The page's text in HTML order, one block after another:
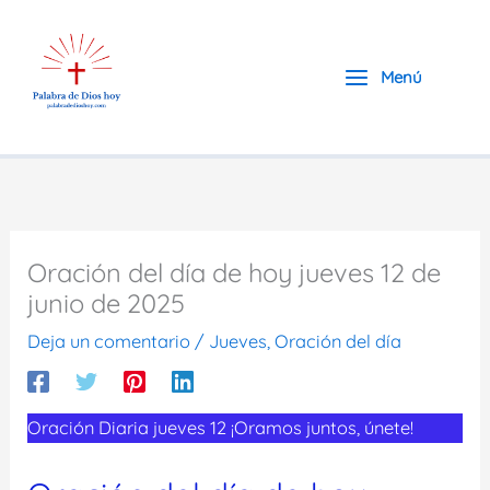
contenido
Menú
Oración del día de hoy jueves 12 de
junio de 2025
Deja un comentario / Jueves,Oración del día
Oración Diaria jueves 12 ¡Oramos juntos, únete!